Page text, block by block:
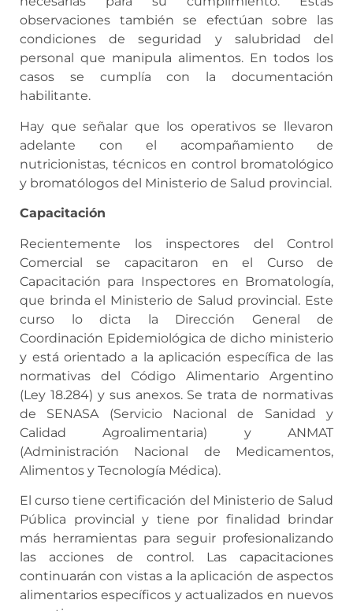
observaciones también se efectúan sobre las
condiciones de seguridad y salubridad del
personal que manipula alimentos. En todos los
casos se cumplía con la documentación
habilitante.
Hay que señalar que los operativos se llevaron
adelante con el acompañamiento de
nutricionistas, técnicos en control bromatológico
y bromatólogos del Ministerio de Salud provincial.
Capacitación
Recientemente los inspectores del Control
Comercial se capacitaron en el Curso de
Capacitación para Inspectores en Bromatología,
que brinda el Ministerio de Salud provincial. Este
curso lo dicta la Dirección General de
Coordinación Epidemiológica de dicho ministerio
y está orientado a la aplicación específica de las
normativas del Código Alimentario Argentino
(Ley 18.284) y sus anexos. Se trata de normativas
de SENASA (Servicio Nacional de Sanidad y
Calidad Agroalimentaria) y ANMAT
(Administración Nacional de Medicamentos,
Alimentos y Tecnología Médica).
El curso tiene certificación del Ministerio de Salud
Pública provincial y tiene por finalidad brindar
más herramientas para seguir profesionalizando
las acciones de control. Las capacitaciones
continuarán con vistas a la aplicación de aspectos
alimentarios específicos y actualizados en nuevos